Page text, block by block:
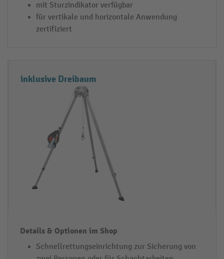
s
i
c
r
g
e
r
p
mit Sturzindikator verfügbar
für vertikale und horizontale Anwendung
zertifiziert
inklusive Dreibaum
Schnellrettungseinrichtung zur Sicherung von